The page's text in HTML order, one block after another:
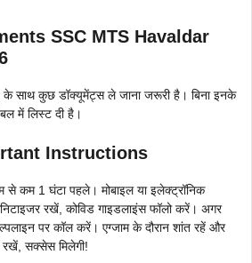
SSC MTS Havaldar
साथ कुछ डॉक्यूमेंट्स ले जाना जरूरी है। बिना इनके
में लिस्ट दी है।
Instructions
से कम 1 घंटा पहले। मोबाइल या इलेक्ट्रॉनिक
रखें, कोविड गाइडलाइंस फॉलो करें। अगर
पर कॉल करें। एग्जाम के दौरान शांत रहें और
रखें, सक्सेस मिलेगी!